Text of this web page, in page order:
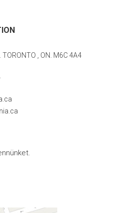
TORONTO , ON. M6C 4A4